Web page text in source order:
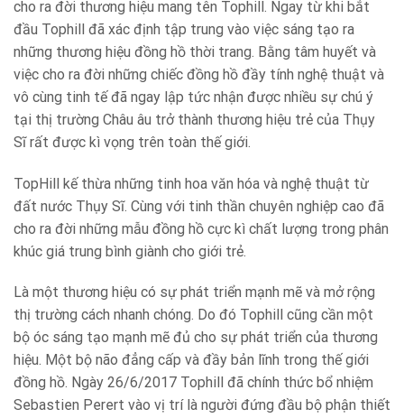
cho ra đời thương hiệu mang tên Tophill. Ngay từ khi bắt
đầu Tophill đã xác định tập trung vào việc sáng tạo ra
những thương hiệu đồng hồ thời trang. Bằng tâm huyết và
việc cho ra đời những chiếc đồng hồ đầy tính nghệ thuật và
vô cùng tinh tế đã ngay lập tức nhận được nhiều sự chú ý
tại thị trường Châu âu trở thành thương hiệu trẻ của Thụy
Sĩ rất được kì vọng trên toàn thế giới.
TopHill kế thừa những tinh hoa văn hóa và nghệ thuật từ
đất nước Thụy Sĩ. Cùng với tinh thần chuyên nghiệp cao đã
cho ra đời những mẫu đồng hồ cực kì chất lượng trong phân
khúc giá trung bình giành cho giới trẻ.
Là một thương hiệu có sự phát triển mạnh mẽ và mở rộng
thị trường cách nhanh chóng. Do đó Tophill cũng cần một
bộ óc sáng tạo mạnh mẽ đủ cho sự phát triển của thương
hiệu. Một bộ não đẳng cấp và đầy bản lĩnh trong thế giới
đồng hồ. Ngày 26/6/2017 Tophill đã chính thức bổ nhiệm
Sebastien Perert vào vị trí là người đứng đầu bộ phận thiết